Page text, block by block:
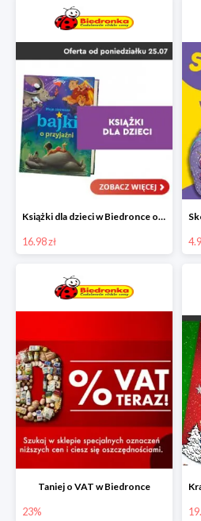
Książki dla dzieci w Biedronce od 16,99 zł
16.98 zł
Taniej o VAT w Biedronce
23%